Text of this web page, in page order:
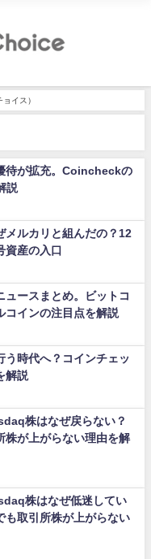
イス）
待が拡充。Coincheckの
説
メルカリと組んだの？12
資産の入口
ュースまとめ。ビットコ
コインの注目点を解説
う時代へ？コインチェッ
解説
株はなぜ戻らない？
株が上がらない理由を解
株はなぜ低迷してい
も取引所株が上がらない